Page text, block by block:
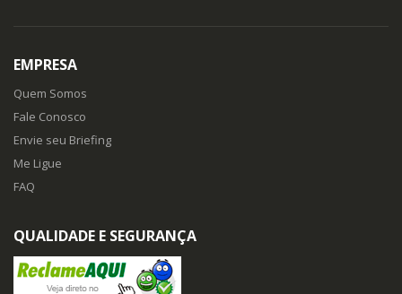
EMPRESA
Quem Somos
Fale Conosco
Envie seu Briefing
Me Ligue
FAQ
QUALIDADE E SEGURANÇA